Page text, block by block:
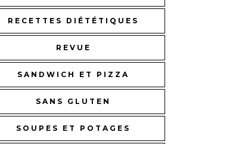
RECETTES DIÉTÉTIQUES
REVUE
SANDWICH ET PIZZA
SANS GLUTEN
SOUPES ET POTAGES